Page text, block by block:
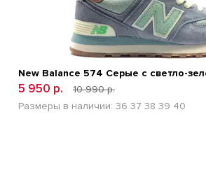
New Balance 574 Серые с светло-
5 950 р.
10 990 р.
Размеры в наличии: 36 37 38 39 40